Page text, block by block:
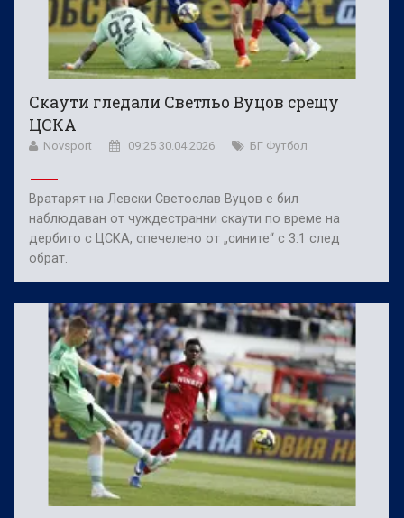
Скаути гледали Светльо Вуцов срещу
ЦСКА
Novsport 09:25 30.04.2026 БГ Футбол
Вратарят на Левски Светослав Вуцов е бил
наблюдаван от чуждестранни скаути по време на
дербито с ЦСКА, спечелено от „сините“ с 3:1 след
обрат.